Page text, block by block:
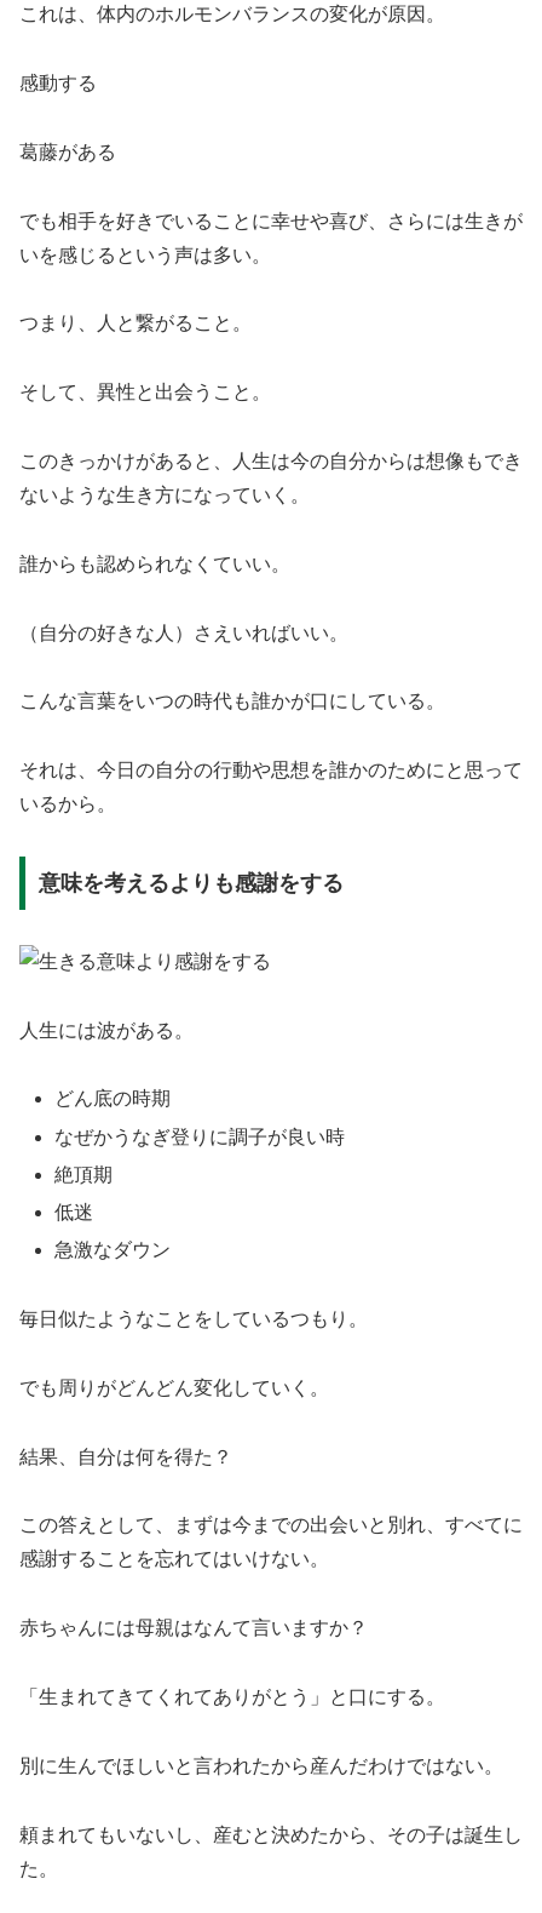
これは、体内のホルモンバランスの変化が原因。
感動する
葛藤がある
でも相手を好きでいることに幸せや喜び、さらには生きが
いを感じるという声は多い。
つまり、人と繋がること。
そして、異性と出会うこと。
このきっかけがあると、人生は今の自分からは想像もでき
ないような生き方になっていく。
誰からも認められなくていい。
（自分の好きな人）さえいればいい。
こんな言葉をいつの時代も誰かが口にしている。
それは、今日の自分の行動や思想を誰かのためにと思って
いるから。
意味を考えるよりも感謝をする
人生には波がある。
どん底の時期
なぜかうなぎ登りに調子が良い時
絶頂期
低迷
急激なダウン
毎日似たようなことをしているつもり。
でも周りがどんどん変化していく。
結果、自分は何を得た？
この答えとして、まずは今までの出会いと別れ、すべてに
感謝することを忘れてはいけない。
赤ちゃんには母親はなんて言いますか？
「生まれてきてくれてありがとう」と口にする。
別に生んでほしいと言われたから産んだわけではない。
頼まれてもいないし、産むと決めたから、その子は誕生し
た。